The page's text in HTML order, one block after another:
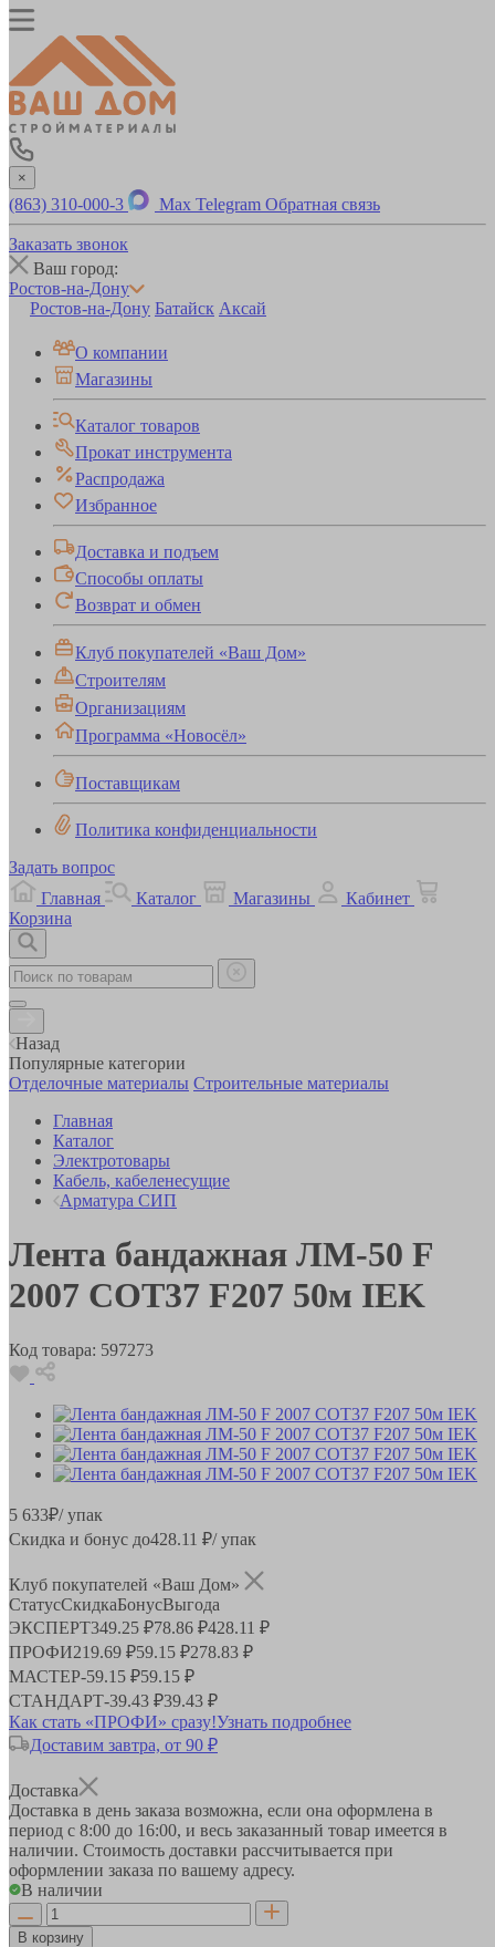
×
(863) 310-000-3 Max Telegram Обратная связь
Заказать звонок
Ваш город:
Ростов-на-Дону
Ростов-на-Дону Батайск Аксай
О компании
Магазины
Каталог товаров
Прокат инструмента
Распродажа
Избранное
Доставка и подъем
Способы оплаты
Возврат и обмен
Клуб покупателей «Ваш Дом»
Строителям
Организациям
Программа «Новосёл»
Поставщикам
Политика конфиденциальности
Задать вопрос
Главная
Каталог Магазины
Кабинет
Корзина
Назад
Популярные категории
Отделочные материалы Строительные материалы
Главная
Каталог
Электротовары
Кабель, кабеленесущие
Арматура СИП
Лента бандажная ЛМ-50 F
2007 COT37 F207 50м IEK
Код товара: 597273
5 633₽/ упак
Скидка и бонус до428.11 ₽/ упак
Клуб покупателей «Ваш Дом»
СтатусСкидкаБонусВыгода
ЭКСПЕРТ349.25 ₽78.86 ₽428.11 ₽
ПРОФИ219.69 ₽59.15 ₽278.83 ₽
МАСТЕР-59.15 ₽59.15 ₽
СТАНДАРТ-39.43 ₽39.43 ₽
Как стать «ПРОФИ» сразу!Узнать подробнее
Доставим завтра, от 90 ₽
Доставка
Доставка в день заказа возможна, если она оформлена в
период с 8:00 до 16:00, и весь заказанный товар имеется в
наличии. Стоимость доставки рассчитывается при
оформлении заказа по вашему адресу.
В наличии
В корзину